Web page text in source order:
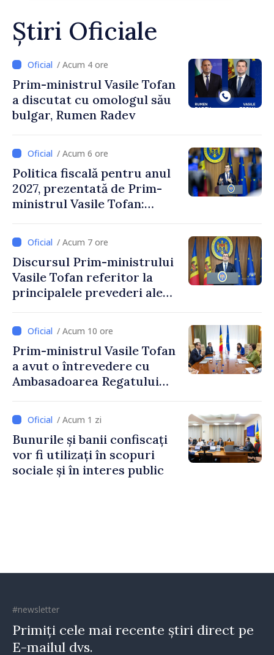
Știri Oficiale
/ Acum 4 ore
Prim-ministrul Vasile Tofan
a discutat cu omologul său
bulgar, Rumen Radev
/ Acum 6 ore
Politica fiscală pentru anul
2027, prezentată de Prim-
ministrul Vasile Tofan:
stimularea investițiilor și o
taxare mai echitabilă
/ Acum 7 ore
Discursul Prim-ministrului
Vasile Tofan referitor la
principalele prevederi ale
2027
/ Acum 10 ore
Prim-ministrul Vasile Tofan
a avut o întrevedere cu
Ambasadoarea Regatului
Irlandei de Nord, Fern
Horine / Acum 1 zi
Bunurile și banii confiscați
vor fi utilizați în scopuri
sociale și în interes public
#newsletter
Primiți cele mai recente știri direct pe
E-mailul dvs.